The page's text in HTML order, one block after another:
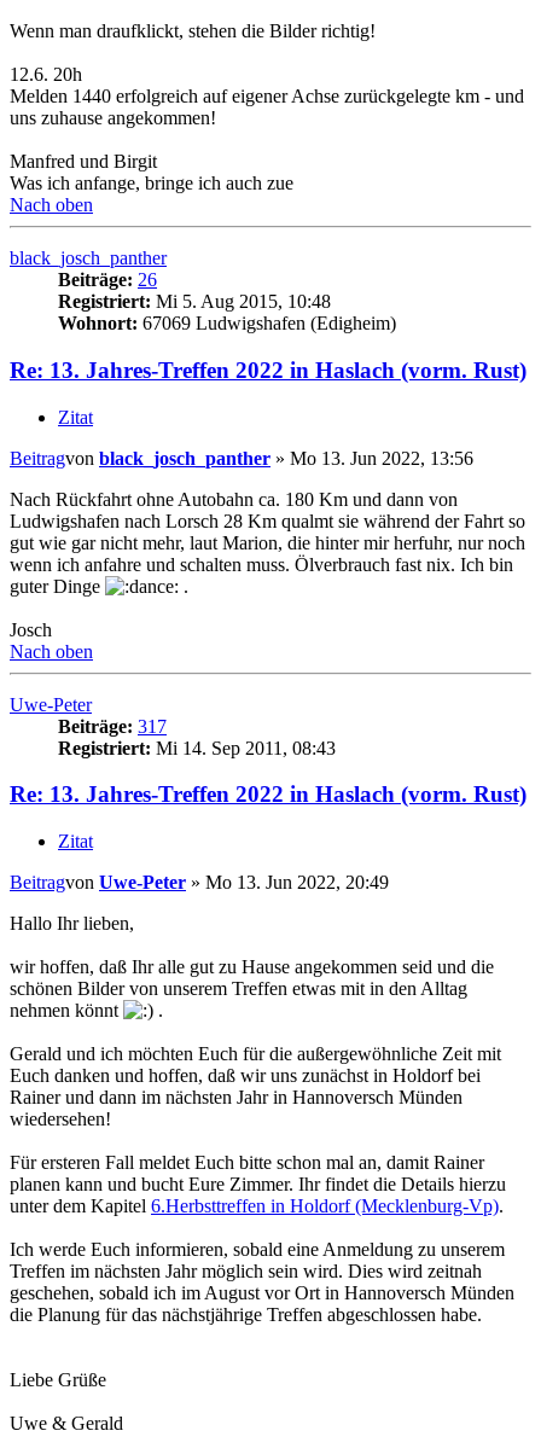
Wenn man draufklickt, stehen die Bilder richtig!
12.6. 20h
Melden 1440 erfolgreich auf eigener Achse zurückgelegte km - und
uns zuhause angekommen!
Manfred und Birgit
Was ich anfange, bringe ich auch zue
Nach oben
black_josch_panther
Beiträge: 26
Registriert: Mi 5. Aug 2015, 10:48
Wohnort: 67069 Ludwigshafen (Edigheim)
Re: 13. Jahres-Treffen 2022 in Haslach (vorm. Rust)
Zitat
Beitragvon black_josch_panther » Mo 13. Jun 2022, 13:56
Nach Rückfahrt ohne Autobahn ca. 180 Km und dann von
Ludwigshafen nach Lorsch 28 Km qualmt sie während der Fahrt so
gut wie gar nicht mehr, laut Marion, die hinter mir herfuhr, nur noch
wenn ich anfahre und schalten muss. Ölverbrauch fast nix. Ich bin
guter Dinge
.
Josch
Nach oben
Uwe-Peter
Beiträge: 317
Registriert: Mi 14. Sep 2011, 08:43
Re: 13. Jahres-Treffen 2022 in Haslach (vorm. Rust)
Zitat
Beitragvon Uwe-Peter » Mo 13. Jun 2022, 20:49
Hallo Ihr lieben,
wir hoffen, daß Ihr alle gut zu Hause angekommen seid und die
schönen Bilder von unserem Treffen etwas mit in den Alltag
nehmen könnt
.
Gerald und ich möchten Euch für die außergewöhnliche Zeit mit
Euch danken und hoffen, daß wir uns zunächst in Holdorf bei
Rainer und dann im nächsten Jahr in Hannoversch Münden
wiedersehen!
Für ersteren Fall meldet Euch bitte schon mal an, damit Rainer
planen kann und bucht Eure Zimmer. Ihr findet die Details hierzu
unter dem Kapitel 6.Herbsttreffen in Holdorf (Mecklenburg-Vp).
Ich werde Euch informieren, sobald eine Anmeldung zu unserem
Treffen im nächsten Jahr möglich sein wird. Dies wird zeitnah
geschehen, sobald ich im August vor Ort in Hannoversch Münden
die Planung für das nächstjährige Treffen abgeschlossen habe.
Liebe Grüße
Uwe & Gerald